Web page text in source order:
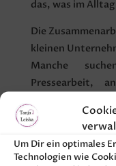
Um Dir ein optimales
Technologien wie
das, was im
Die
kleinen
Manche
Pressearbeit,
Dabei greifen
Mir ist wichtig,